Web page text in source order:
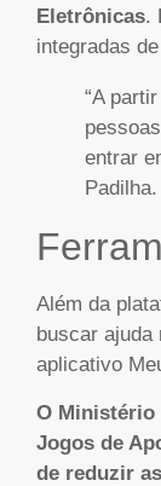
Eletrônicas.
integradas
“A
entrar
Padilha.
Além da
buscar
aplicativo
O Ministério
Jogos de
de reduzir